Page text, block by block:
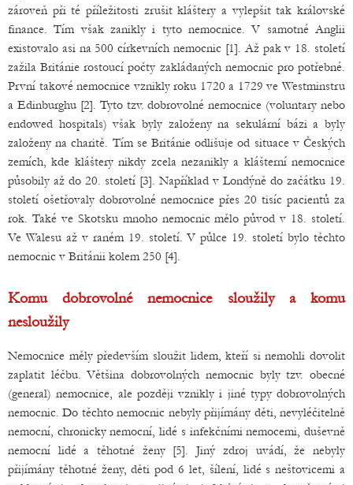
zároveň při té příležitosti zrušit kláštery a vylepšit tak královské
finance. Tím však zanikly i tyto nemocnice. V samotné Anglii
existovalo asi na 500 církevních nemocnic [1]. Až pak v 18. století
zažila Británie rostoucí počty zakládaných nemocnic pro potřebné.
První takové nemocnice vznikly roku 1720 a 1729 ve Westminstru
a Edinburghu [2]. Tyto tzv. dobrovolné nemocnice (voluntary nebo
endowed hospitals) však byly založeny na sekulární bázi a byly
založeny na charitě. Tím se Británie odlišuje od situace v Českých
zemích, kde kláštery nikdy zcela nezanikly a klášterní nemocnice
působily až do 20. století [3]. Například v Londýně do začátku 19.
století ošetřovaly dobrovolné nemocnice přes 20 tisíc pacientů za
rok. Také ve Skotsku mnoho nemocnic mělo původ v 18. století.
Ve Walesu až v raném 19. století. V půlce 19. století bylo těchto
nemocnic v Británii kolem 250 [4].
Komu dobrovolné nemocnice sloužily a komu
nesloužily
Nemocnice měly především sloužit lidem, kteří si nemohli dovolit
zaplatit léčbu. Většina dobrovolných nemocnic byly tzv. obecné
(general) nemocnice, ale později vznikly i jiné typy dobrovolných
nemocnic. Do těchto nemocnic nebyly přijímány děti, nevyléčitelně
nemocní, chronicky nemocní, lidé s infekčními nemocemi, duševně
nemocní lidé a těhotné ženy [5]. Jiný zdroj uvádí, že nebyly
přijímány těhotné ženy, děti pod 6 let, šílení, lidé s neštovicemi a